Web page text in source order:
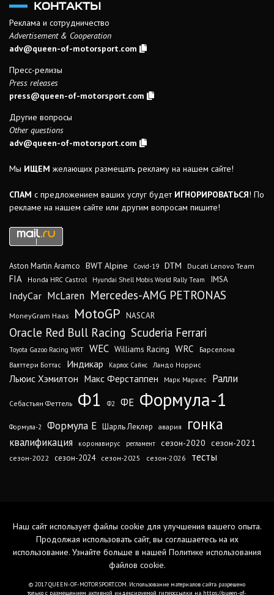
КОНТАКТЫ
Реклама и сотрудничество
Advertisement & Cooperation
adv@queen-of-motorsport.com
Пресс-релизы
Press releases
press@queen-of-motorsport.com
Другие вопросы
Other questions
adv@queen-of-motorsport.com
Мы ИЩЕМ желающих размещать рекламу на нашем сайте!
СПАМ с предложением ваших услуг будет ИГНОРИРОВАТЬСЯ! По
рекламе на нашем сайте или другим вопросам пишите!
Aston Martin Aramco BWT Alpine Covid-19 DTM Ducati Lenovo Team
FIA Honda HRC Castrol Hyundai Shell Mobis World Rally Team IMSA
IndyCar McLaren Mercedes-AMG PETRONAS
MoneyGram Haas MotoGP NASCAR
Oracle Red Bull Racing Scuderia Ferrari
Toyota Gazoo Racing WRT WEC Williams Racing WRC
Барселона
Валттери Боттас
Индикар Карлос Сайнс Ландо Норрис
Льюис Хэмилтон Макс Ферстаппен Марк Маркес Ралли
Себастьян Феттель Ф1 Ф2 ФЕ Формула-1
Формула-2 Формула Е Шарль Леклер авария гонка
квалификация коронавирус регламент сезон-2020 сезон-2021
сезон-2022 сезон-2024 сезон-2025 сезон-2026 тесты
Наш сайт использует файлы cookie для улучшения вашего опыта.
Продолжая использовать сайт, вы соглашаетесь на их
использование. Узнайте больше в нашей Политике использования
файлов cookie.
© 2017 QUEEN-OF-MOTORSPORT.COM. Использование материалов сайта разрешено
только с размещением активной индексируемой гиперссылки на https://queen-of-